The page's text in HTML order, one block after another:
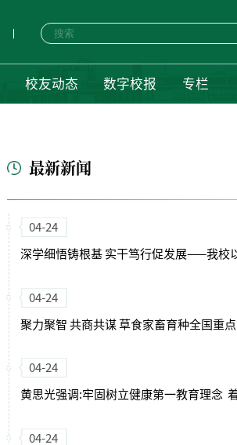
校友动态 数字校报 专栏
最新新闻
04-24
04-24
04-24
04-24